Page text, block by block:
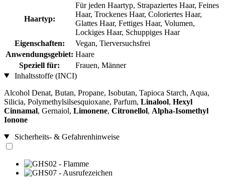
Haartyp:
Für jeden Haartyp, Strapaziertes Haar, Feines
Haar, Trockenes Haar, Coloriertes Haar,
Glattes Haar, Fettiges Haar, Volumen,
Lockiges Haar, Schuppiges Haar
Eigenschaften:
Vegan, Tierversuchsfrei
Anwendungsgebiet: Haare
Speziell für:
Frauen, Männer
Inhaltsstoffe (INCI)
Alcohol Denat, Butan, Propane, Isobutan, Tapioca Starch, Aqua,
Silicia, Polymethylsilsesquioxane, Parfum, Linalool, Hexyl
Cinnamal, Gernaiol, Limonene, Citronellol, Alpha-Isomethyl
Ionone
Sicherheits- & Gefahrenhinweise